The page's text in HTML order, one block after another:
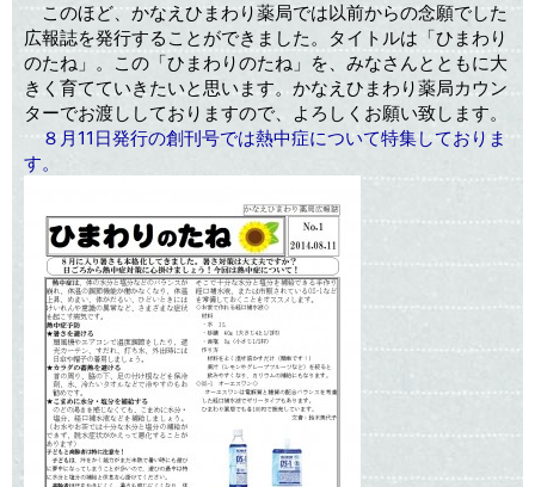
このほど、かなえひまわり薬局では以前からの念願でした
広報誌を発行することができました。タイトルは「ひまわり
のたね」。この「ひまわりのたね」を、みなさんとともに大
きく育てていきたいと思います。かなえひまわり薬局カウン
ターでお渡ししておりますので、よろしくお願い致します。
８月11日発行の創刊号では熱中症について特集しておりま
す。